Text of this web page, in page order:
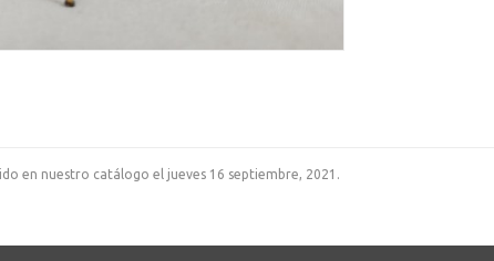
en nuestro catálogo el jueves 16 septiembre, 2021.